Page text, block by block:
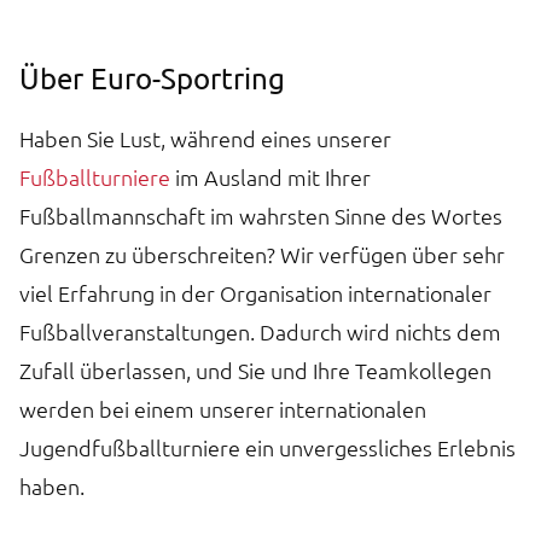
Über Euro-Sportring
Haben Sie Lust, während eines unserer
Fußballturniere im Ausland mit Ihrer
Fußballmannschaft im wahrsten Sinne des Wortes
Grenzen zu überschreiten? Wir verfügen über sehr
viel Erfahrung in der Organisation internationaler
Fußballveranstaltungen. Dadurch wird nichts dem
Zufall überlassen, und Sie und Ihre Teamkollegen
werden bei einem unserer internationalen
Jugendfußballturniere ein unvergessliches Erlebnis
haben.